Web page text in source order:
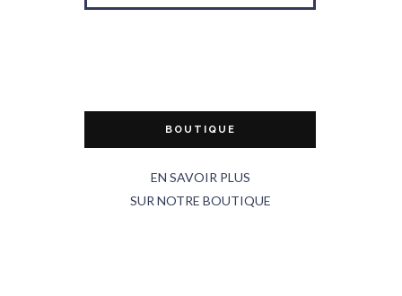
BOUTIQUE
EN SAVOIR PLUS
SUR NOTRE BOUTIQUE